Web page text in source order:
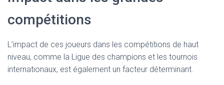
compétitions
L’impact de ces joueurs dans les compétitions de haut
niveau, comme la Ligue des champions et les tournois
internationaux, est également un facteur déterminant.